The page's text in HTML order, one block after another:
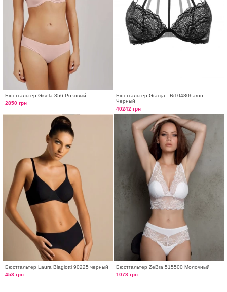
Бюстгальтер Gisela 356 Розовый
2850 грн
Бюстгальтер Gracija - Ri10480haron
Черный
40242 грн
Бюстгальтер Laura Biagiotti 90225 черный
453 грн
Бюстгальтер ZeBra 515500 Молочный
1078 грн